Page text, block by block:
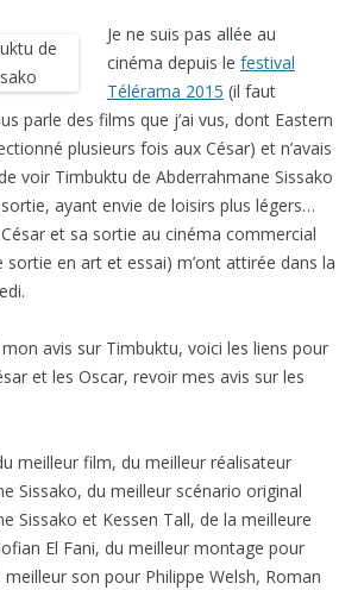
Je ne suis pas allée au
cinéma depuis le festival
Télérama 2015 (il faut
parle des films que j’ai vus, dont Eastern
plusieurs fois aux César) et n’avais
voir Timbuktu de Abderrahmane Sissako
ayant envie de loisirs plus légers…
et sa sortie au cinéma commercial
sortie en art et essai) m’ont attirée dans la
avis sur Timbuktu, voici les liens pour
et les Oscar, revoir mes avis sur les
meilleur film, du meilleur réalisateur
Sissako, du meilleur scénario original
Sissako et Kessen Tall, de la meilleure
El Fani, du meilleur montage pour
meilleur son pour Philippe Welsh, Roman